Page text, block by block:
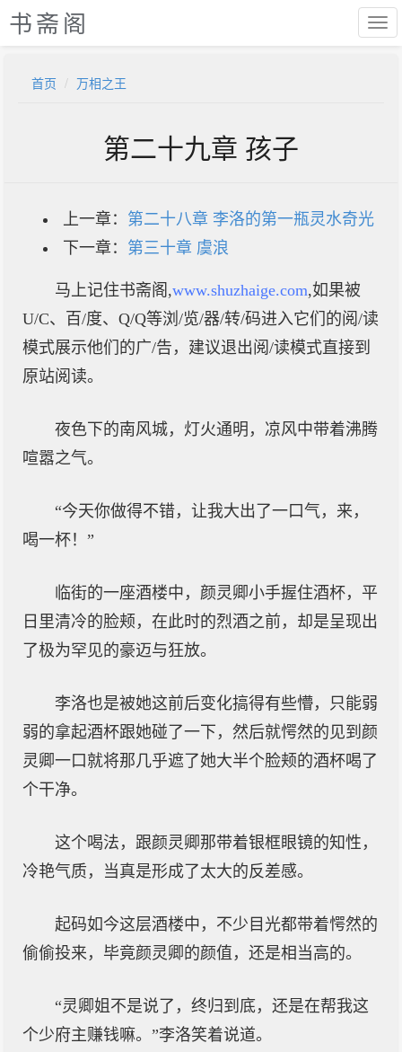
书斋阁
首页 万相之王
第二十九章 孩子
上一章： 第二十八章 李洛的第一瓶灵水奇光
下一章： 第三十章 虞浪
马上记住书斋阁,www.shuzhaige.com,如果被
U/C、百/度、Q/Q等浏/览/器/转/码进入它们的阅/读
模式展示他们的广/告，建议退出阅/读模式直接到
原站阅读。
夜色下的南风城，灯火通明，凉风中带着沸腾
喧嚣之气。
“今天你做得不错，让我大出了一口气，来，
喝一杯！”
临街的一座酒楼中，颜灵卿小手握住酒杯，平
日里清冷的脸颊，在此时的烈酒之前，却是呈现出
了极为罕见的豪迈与狂放。
李洛也是被她这前后变化搞得有些懵，只能弱
弱的拿起酒杯跟她碰了一下，然后就愕然的见到颜
灵卿一口就将那几乎遮了她大半个脸颊的酒杯喝了
个干净。
这个喝法，跟颜灵卿那带着银框眼镜的知性，
冷艳气质，当真是形成了太大的反差感。
起码如今这层酒楼中，不少目光都带着愕然的
偷偷投来，毕竟颜灵卿的颜值，还是相当高的。
“灵卿姐不是说了，终归到底，还是在帮我这
个少府主赚钱嘛。”李洛笑着说道。